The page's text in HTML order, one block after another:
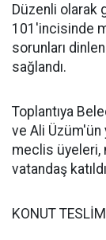
Düzenli olarak
101'incisinde
sorunları
sağlandı.
Toplantıya
ve Ali Üzüm'ün
meclis üyeleri,
vatandaş
KONUT